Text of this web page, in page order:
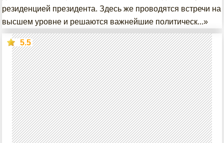
резиденцией президента. Здесь же проводятся встречи на
высшем уровне и решаются важнейшие политическ...»
5.5